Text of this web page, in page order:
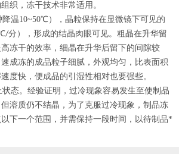
织，冻干技术非常适用。
温10~50℃），晶粒保持在显微镜下可见的
/分），形成的结晶肉眼可见。粗晶在升华留
冻干的效率，细晶在升华后留下的间隙较
成冻的成品粒子细腻，外观均匀，比表面积
度快，便成品的引湿性相对也要强些。
态。经验证明，过冷现象容易发生至使制品
溶质仍不结晶，为了克服过冷现象，制品冻
下一个范围，并需保持一段时间，以待制品*